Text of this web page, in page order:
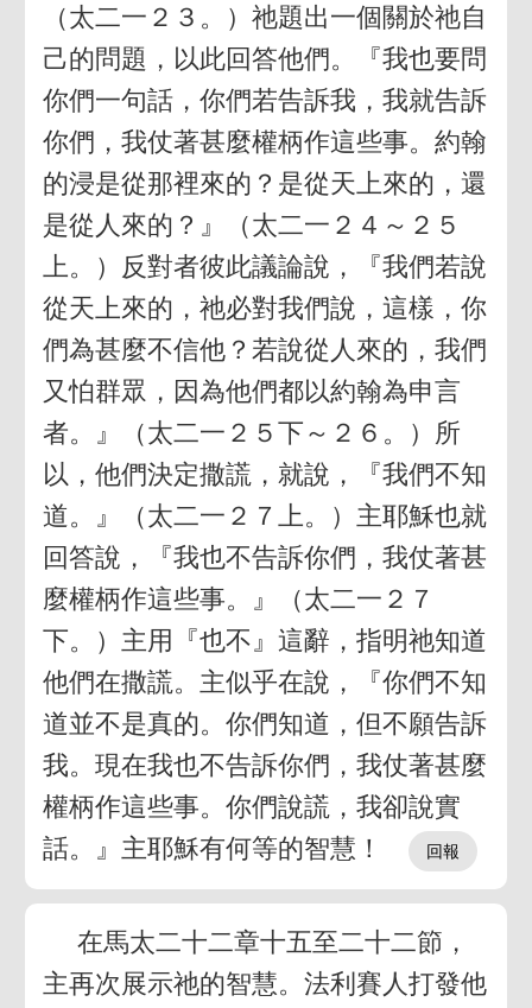
（太二一２３。）祂題出一個關於祂自
己的問題，以此回答他們。『我也要問
你們一句話，你們若告訴我，我就告訴
你們，我仗著甚麼權柄作這些事。約翰
的浸是從那裡來的？是從天上來的，還
是從人來的？』（太二一２４～２５
上。）反對者彼此議論說，『我們若說
從天上來的，祂必對我們說，這樣，你
們為甚麼不信他？若說從人來的，我們
又怕群眾，因為他們都以約翰為申言
者。』（太二一２５下～２６。）所
以，他們決定撒謊，就說，『我們不知
道。』（太二一２７上。）主耶穌也就
回答說，『我也不告訴你們，我仗著甚
麼權柄作這些事。』（太二一２７
下。）主用『也不』這辭，指明祂知道
他們在撒謊。主似乎在說，『你們不知
道並不是真的。你們知道，但不願告訴
我。現在我也不告訴你們，我仗著甚麼
權柄作這些事。你們說謊，我卻說實
話。』主耶穌有何等的智慧！
在馬太二十二章十五至二十二節，
主再次展示祂的智慧。法利賽人打發他